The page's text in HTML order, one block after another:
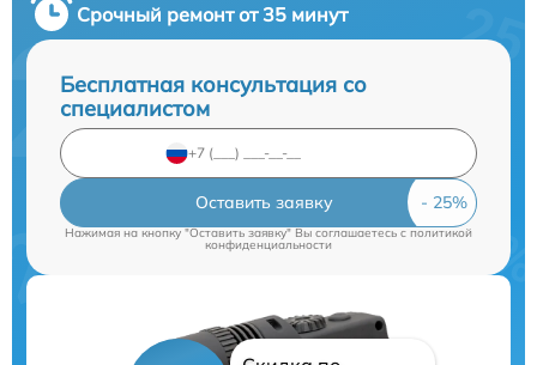
Срочный ремонт от 35 минут
Бесплатная консультация со
специалистом
Оставить заявку
Нажимая на кнопку "Оставить заявку" Вы соглашаетесь cполитикой
конфиденциальности